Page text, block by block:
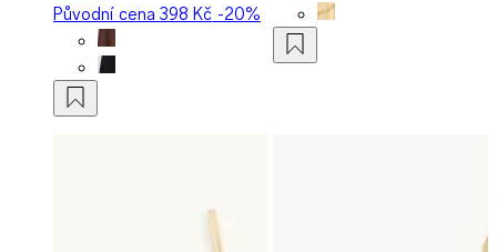
Původní cena398 Kč -20%